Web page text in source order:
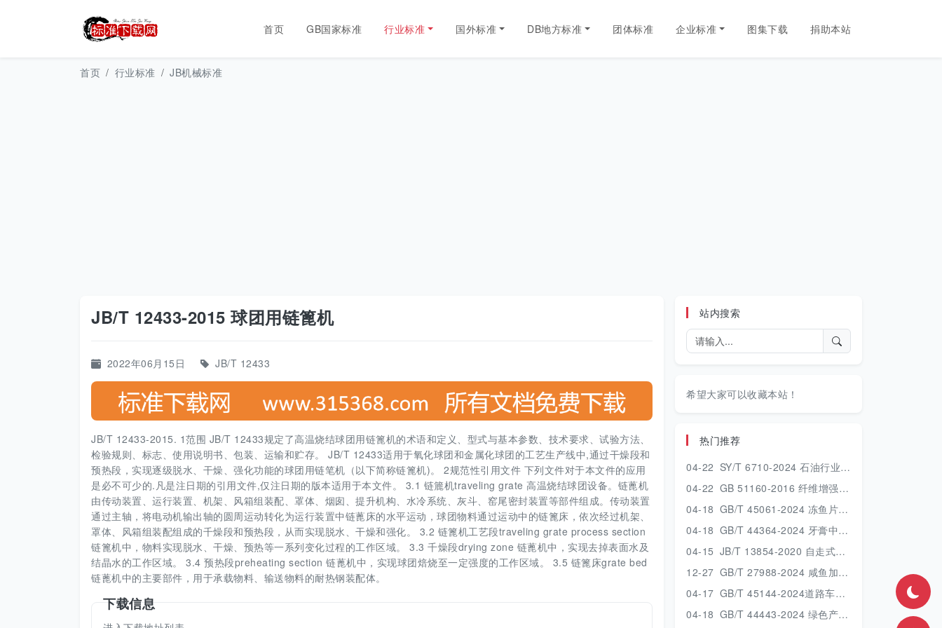
首页 GB国家标准 行业标准 国外标准 DB地方标准 团体标准 企业标准 图集下载 捐助本站
首页 行业标准 JB机械标准
JB/T 12433-2015 球团用链篦机
2022年06月15日 JB/T 12433
JB/T 12433-2015. 1范围 JB/T 12433规定了高温烧结球团用链篦机的术语和定义、型式与基本参数、技术要求、试验方法、
检验规则、标志、使用说明书、包装、运输和贮存。 JB/T 12433适用于氧化球团和金属化球团的工艺生产线中,通过干燥段和
预热段，实现逐级脱水、干燥、强化功能的球团用链笔机（以下简称链篦机)。 2规范性引用文件 下列文件对于本文件的应用
是必不可少的.凡是注日期的引用文件,仅注日期的版本适用于本文件。 3.1 链簏机traveling grate 高温烧结球团设备。链蓖机
由传动装置、运行装置、机架、风箱组装配、罩体、烟囱、提升机构、水冷系统、灰斗、窑尾密封装置等部件组成。传动装置
通过主轴，将电动机输出轴的圆周运动转化为运行装置中链蓖床的水平运动，球团物料通过运动中的链篦床，依次经过机架、
罩体、风箱组装配组成的千燥段和预热段，从而实现脱水、干燥和强化。 3.2 链篦机工艺段traveling grate process section
链篦机中，物料实现脱水、干燥、预热等一系列变化过程的工作区域。 3.3 千燥段drying zone 链蓖机中，实现去掉表面水及
结晶水的工作区域。 3.4 预热段preheating section 链蓖机中，实现球团焙烧至一定强度的工作区域。 3.5 链篦床grate bed
链蓖机中的主要部件，用于承载物料、输送物料的耐热钢装配体。
下载信息
站内搜索
希望大家可以收藏本站！
热门推荐
04-22 SY/T 6710-2024 石油行业建设项目安全验收评价技术规范.pdf
04-22 GB 51160-2016 纤维增强塑料设备和管道工程技术规范.pdf
04-18 GB/T 45061-2024 冻鱼片.pdf
04-18 GB/T 44364-2024 牙膏中丙烯酰胺的测定 高效液相色谱串联质谱法.pdf
04-15 JB/T 13854-2020 自走式喷杆喷雾机.pdf
12-27 GB/T 27988-2024 咸鱼加工技术规范.pdf
04-17 GB/T 45144-2024道路车辆 车轮和轮辋 使用、维护和安全的一般要求及报废条件.pdf
04-18 GB/T 44443-2024 绿色产品评价 计算机.pdf